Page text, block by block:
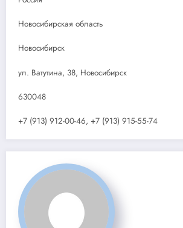
Новосибирская область
Новосибирск
ул. Ватутина, 38, Новосибирск
630048
+7 (913) 912-00-46, +7 (913) 915-55-74